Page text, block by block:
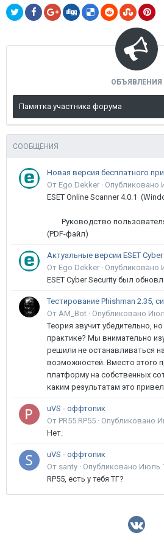
ОБЪЯВЛЕНИЯ
Памятка участника форума
СООБЩЕНИЯ
От Ego Dekker · Опубликовано
ESET Online Scanner 4.0.1
Руководство пользователя
(PDF-файл)
Актуальные версии ESET
От Ego Dekker · Опубликовано
ESET Cyber Security был
От AM_Bot · Опубликовано
Теория звучит убедительно,
практике? Мы внимательно
решили не останавливаться
возможностей. Вместо этого
платформу на собственных
каким результатам это
uVS - оффтопик
От PR55.RP55 · Опубликовано
Нет.
uVS - оффтопик
От santy · Опубликовано Июль
RP55, есть у тебя ТГ?